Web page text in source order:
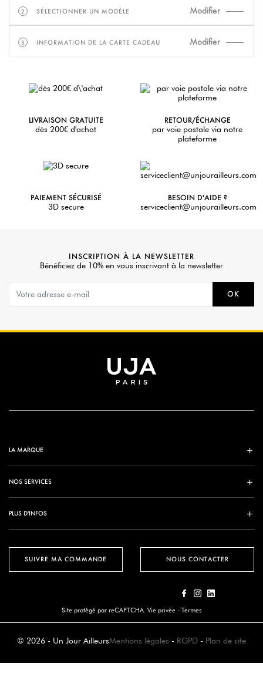
2 SÉLECTIONNER UN MODÈLE Modifier
CONTINUER
3 INFORMATION DE LA CARTE CADEAU Modifier
LIVRAISON GRATUITE
dès 200€ d'achat
RETOUR/ÉCHANGE
par voie postale via notre
plateforme
PAIEMENT SÉCURISÉ
3D secure
BESOIN D'AIDE ?
serviceclient@unjourailleurs.com
INSCRIPTION À LA NEWSLETTER
Bénéficiez de 10% en vous inscrivant à la newsletter
OK
SUIVRE MA COMMANDE
LA MARQUE
NOS SERVICES
PLUS D'INFOS
NOUS CONTACTER
Site protégé par reCAPTCHA. Vie privée - Termes
© 2026 - Un Jour AilleursMentions légales - RGPD - Plan de site